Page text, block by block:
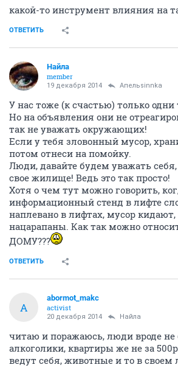
какой-то инструмент влияния на
ОТВЕТИТЬ
Найла
member
19 декабря 2014 Апельsinnka
У нас тоже (к счастью) только одни
Но на объявления они не
так не уважать окружающих!
Если у тебя зловонный мусор,
потом отнеси на помойку.
Люди, давайте будем уважать
свое жилище! Ведь это так просто!
Хотя о чем тут можно говорить,
информационный стенд в лифте
наплевано в лифтах, мусор
нацарапаны. Как так можно
ДОМУ???
ОТВЕТИТЬ
A
abormot_makc
activist
20 декабря 2014 Найла
читаю и поражаюсь, люди вроде не
алкоголики, квартиры же не за
ведут себя, животные и то в своем